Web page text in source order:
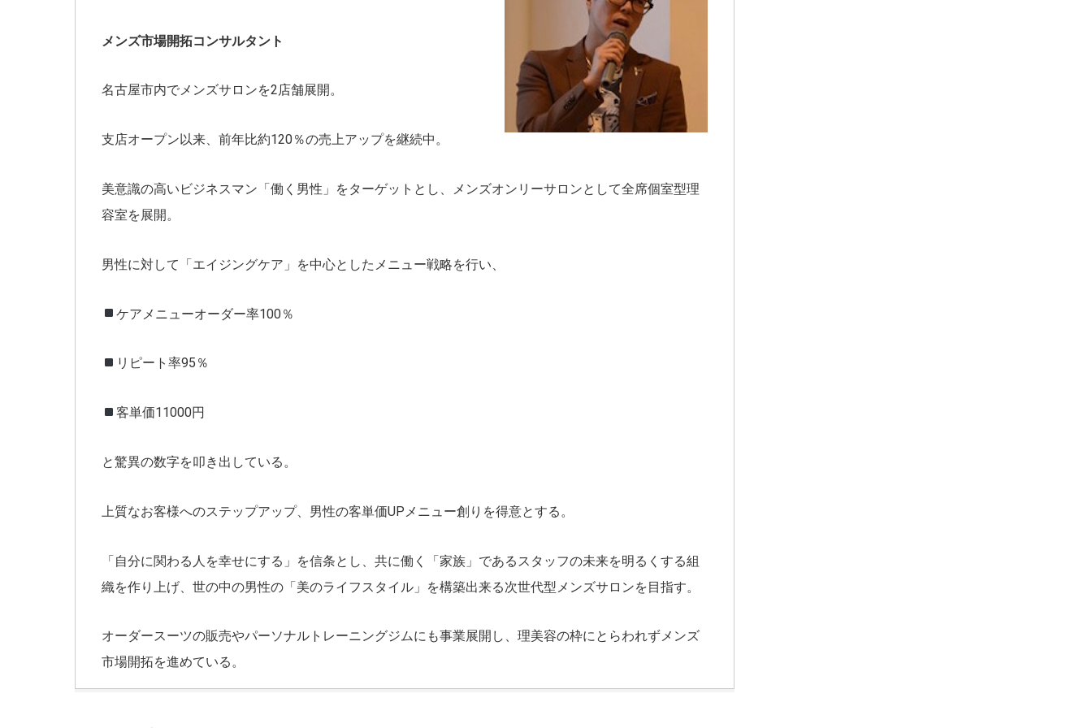
メンズ市場開拓コンサルタント
名古屋市内でメンズサロンを2店舗展開。
支店オープン以来、前年比約120％の売上アップを継続中。
美意識の高いビジネスマン「働く男性」をターゲットとし、
メンズオンリーサロンとして全席個室型理
容室を展開。
男性に対して「エイジングケア」を中心としたメニュー戦略を行い、
ケアメニューオーダー率100％
リピート率95 ％
客単価11000円
と驚異の数字を叩き出している。
上質なお客様へのステップアップ、男性の客単価UP メニュー創りを得意とする。
「自分に関わる人を幸せにする」を信条とし、共に働く「家族」であるスタッフの未来を明るくする組
織を作り上げ、世の中の男性の「美のライフスタイル」を構築出来る次世代型メンズサロンを目指す。
オーダースーツの販売やパーソナルトレーニングジムにも事業展開し、理美容の枠にとらわれずメンズ
市場開拓を進めている。